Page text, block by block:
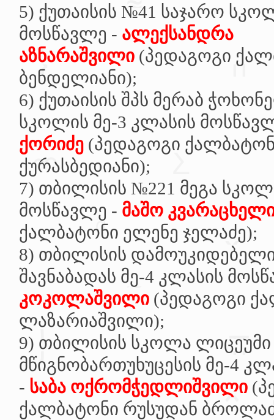
5) ქუთაისის №41 საჯარო
მოსწავლე - ალექსანდრა
აზნარაშვილი (პედაგოგი
ბენდელიანი);
6) ქუთაისის შპს მერაბ
სკოლის მე-3 კლასის
ქორიძე (პედაგოგი
ქურასბედიანი);
7) თბილისის №221 მეგა
მოსწავლე - მაშო
ქალბატონი ელენე ჯელაძე);
8) თბილისის დამოუკიდებელი
შავნაბადას მე-4 კლასის
კოკოლაშვილი (პედაგოგი
ლაზარიაშვილი);
9) თბილისის სკოლა ლიცეუმი
მწიგნობართუხუცესის მე-4
- საბა ოქრომჭედლიშვილი
ქალბატონი რუსუდან